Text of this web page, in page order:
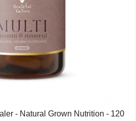
- Natural Grown Nutrition - 120